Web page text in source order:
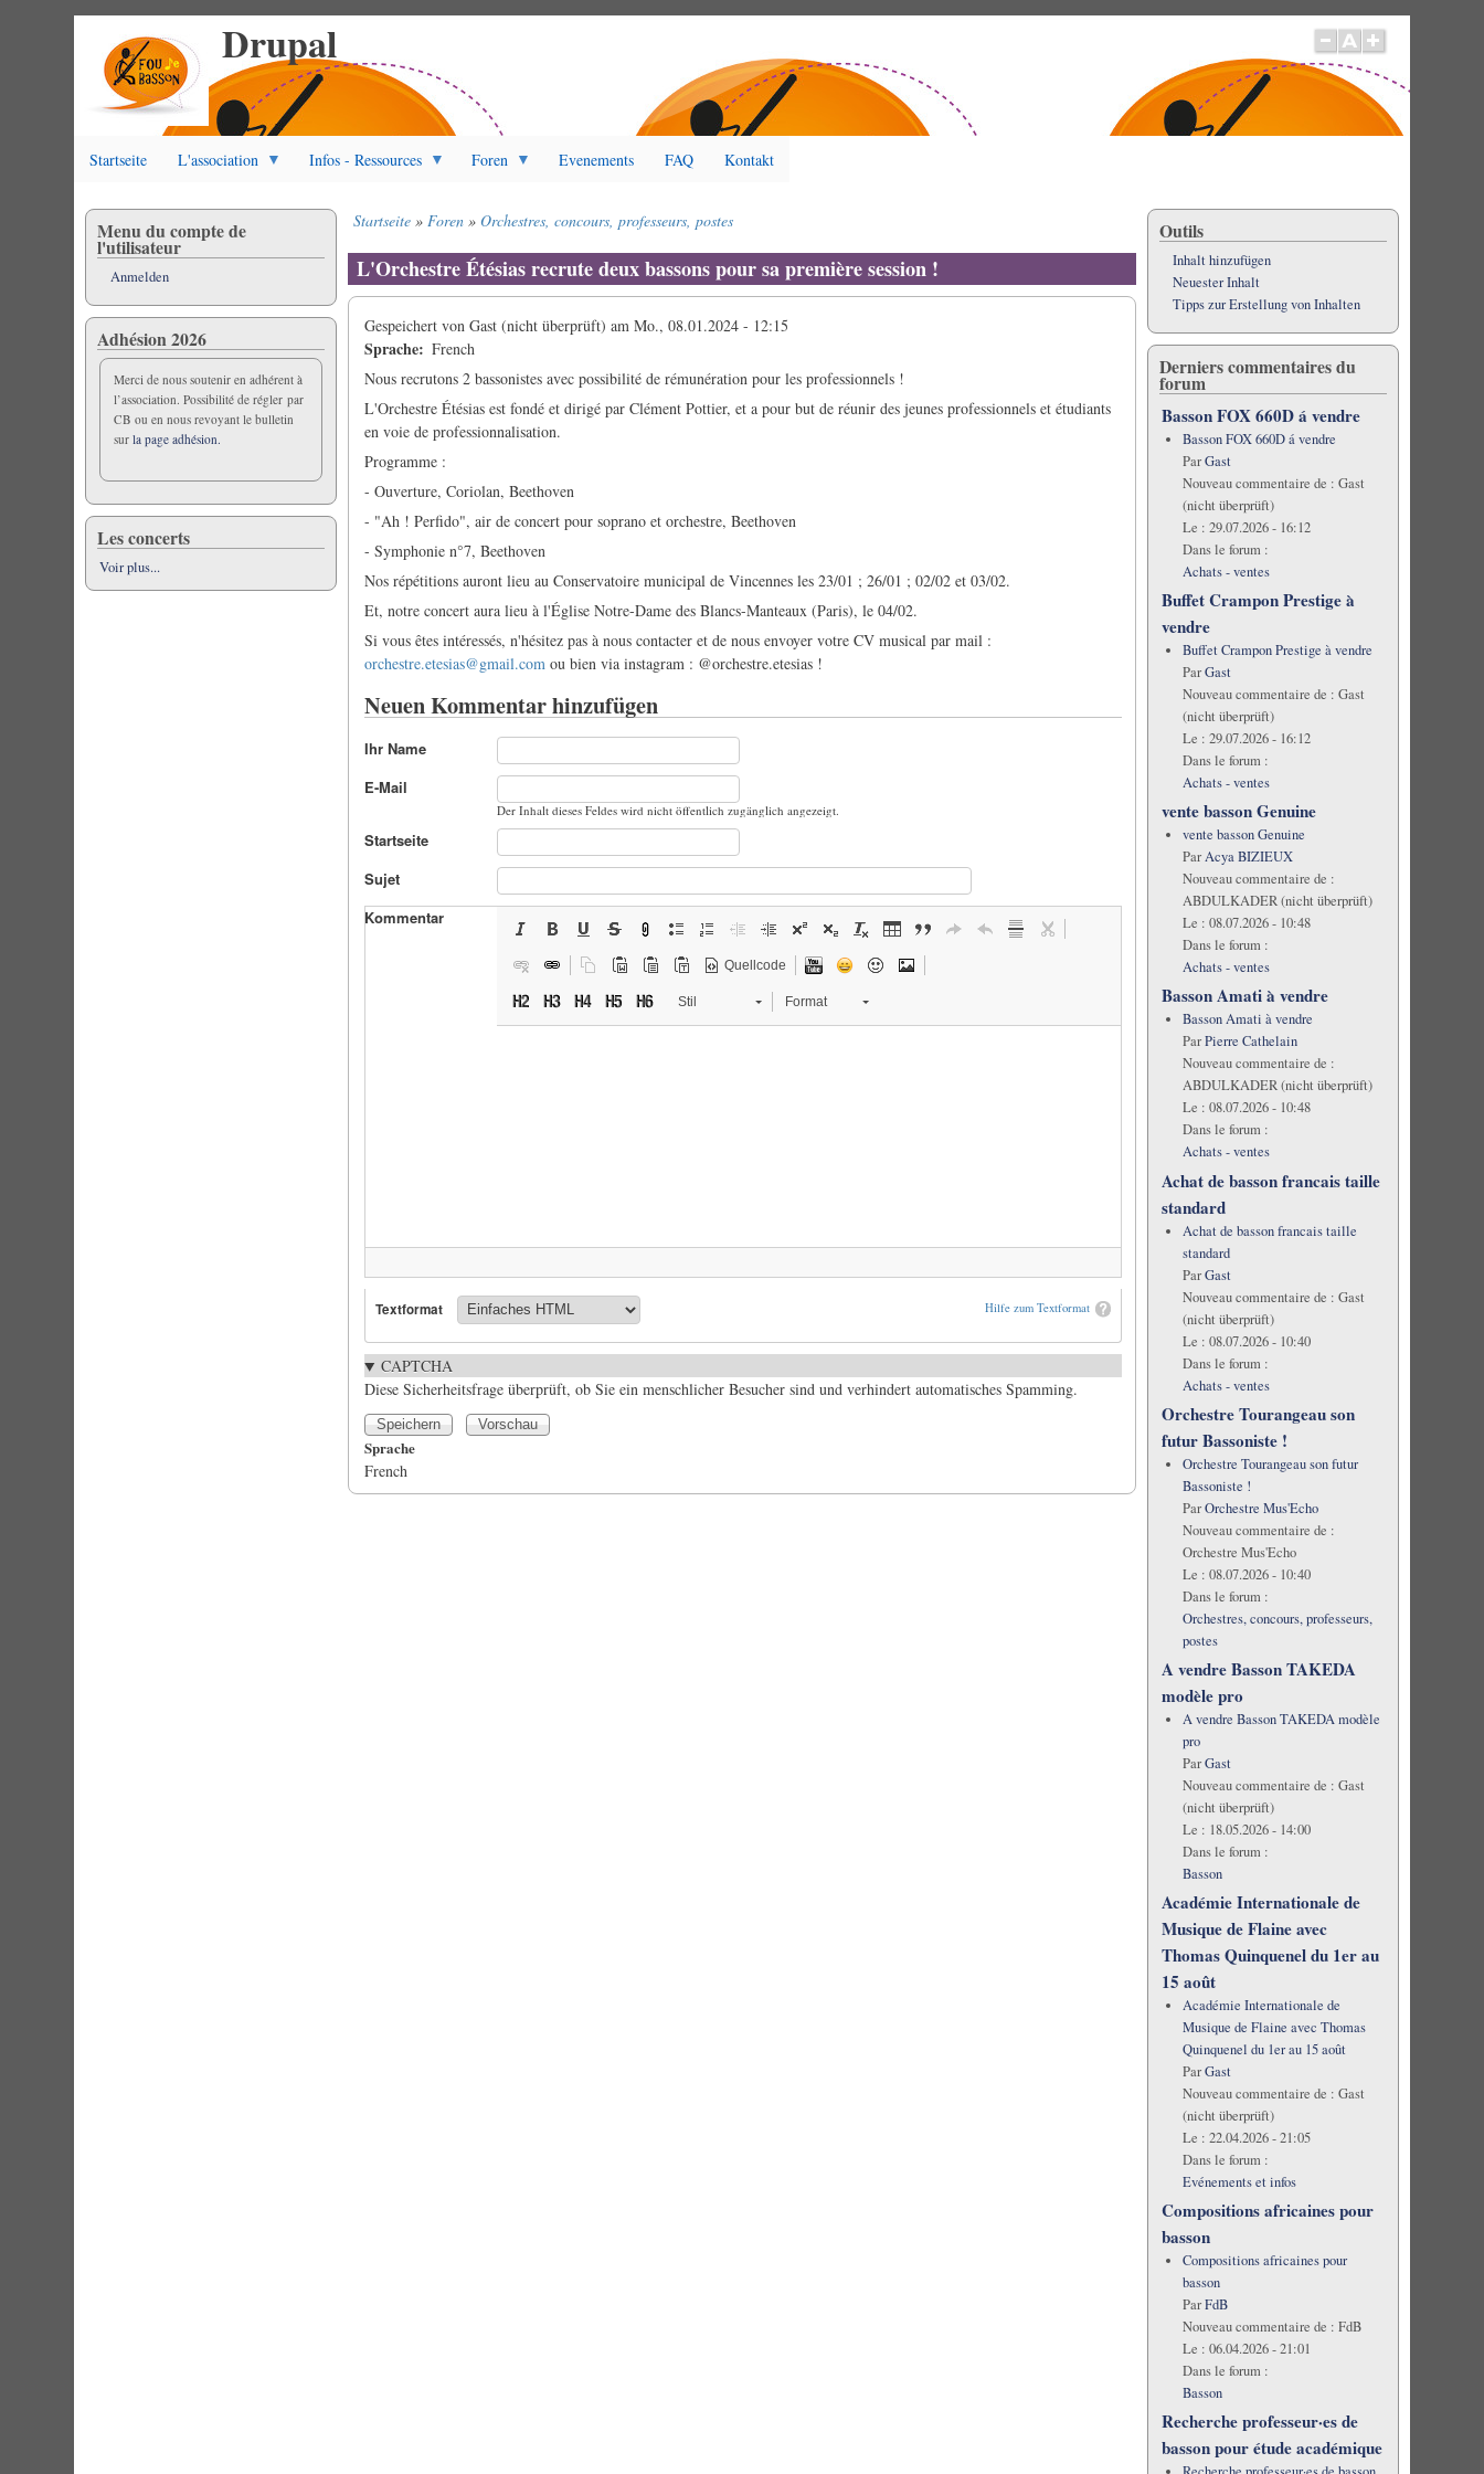
Drupal
Startseite L'association Infos - Ressources Foren Evenements FAQ Kontakt
Startseite Foren Orchestres, concours, professeurs, postes
L'Orchestre Étésias recrute deux bassons pour sa première session !
Gespeichert vonGast (nicht überprüft) amMo., 08.01.2024 - 12:15
Sprache
French
Nous recrutons 2 bassonistes avec possibilité de rémunération pour les professionnels !
L'Orchestre Étésias est fondé et dirigé par Clément Pottier, et a pour but de réunir des jeunes professionnels et étudiants
en voie de professionnalisation.
Programme :
- Ouverture, Coriolan, Beethoven
- "Ah ! Perfido", air de concert pour soprano et orchestre, Beethoven
- Symphonie n°7, Beethoven
Nos répétitions auront lieu au Conservatoire municipal de Vincennes les 23/01 ; 26/01 ; 02/02 et 03/02.
Et, notre concert aura lieu à l'Église Notre-Dame des Blancs-Manteaux (Paris), le 04/02.
Si vous êtes intéressés, n'hésitez pas à nous contacter et de nous envoyer votre CV musical par mail :
orchestre.etesias@gmail.com ou bien via instagram : @orchestre.etesias !
Neuen Kommentar hinzufügen
Ihr Name
E-Mail
Der Inhalt dieses Feldes wird nicht öffentlich zugänglich angezeigt.
Startseite
Sujet
Kommentar
Quellcode
Stil Format
Hilfe zum Textformat
Textformat
CAPTCHA
Diese Sicherheitsfrage überprüft, ob Sie ein menschlicher Besucher sind und verhindert automatisches Spamming.
Sprache
French
Menu du compte de
l'utilisateur
Anmelden
Adhésion 2026
Merci de nous soutenir en adhérent à
l’association. Possibilité de régler par
CB ou en nous revoyant le bulletin
surla page adhésion.
Les concerts
Voir plus...
Outils
Inhalt hinzufügen
Neuester Inhalt
Tipps zur Erstellung von Inhalten
Derniers commentaires du
forum
Basson FOX 660D á vendre
Basson FOX 660D á vendre
ParGast
Nouveau commentaire de : Gast
(nicht überprüft)
Le : 29.07.2026 - 16:12
Dans le forum :
Achats - ventes
Buffet Crampon Prestige à
vendre
Buffet Crampon Prestige à vendre
ParGast
Nouveau commentaire de : Gast
(nicht überprüft)
Le : 29.07.2026 - 16:12
Dans le forum :
Achats - ventes
vente basson Genuine
vente basson Genuine
ParAcya BIZIEUX
Nouveau commentaire de :
ABDULKADER (nicht überprüft)
Le : 08.07.2026 - 10:48
Dans le forum :
Achats - ventes
Basson Amati à vendre
Basson Amati à vendre
ParPierre Cathelain
Nouveau commentaire de :
ABDULKADER (nicht überprüft)
Le : 08.07.2026 - 10:48
Dans le forum :
Achats - ventes
Achat de basson francais taille
standard
Achat de basson francais taille
standard
ParGast
Nouveau commentaire de : Gast
(nicht überprüft)
Le : 08.07.2026 - 10:40
Dans le forum :
Achats - ventes
Orchestre Tourangeau son
futur Bassoniste !
Orchestre Tourangeau son futur
Bassoniste !
ParOrchestre Mus'Echo
Nouveau commentaire de :
Orchestre Mus'Echo
Le : 08.07.2026 - 10:40
Dans le forum :
Orchestres, concours, professeurs,
postes
A vendre Basson TAKEDA
modèle pro
A vendre Basson TAKEDA modèle
pro
ParGast
Nouveau commentaire de : Gast
(nicht überprüft)
Le : 18.05.2026 - 14:00
Dans le forum :
Basson
Académie Internationale de
Musique de Flaine avec
Thomas Quinquenel du 1er au
15 août
Académie Internationale de
Musique de Flaine avec Thomas
Quinquenel du 1er au 15 août
ParGast
Nouveau commentaire de : Gast
(nicht überprüft)
Le : 22.04.2026 - 21:05
Dans le forum :
Evénements et infos
Compositions africaines pour
basson
Compositions africaines pour
basson
ParFdB
Nouveau commentaire de : FdB
Le : 06.04.2026 - 21:01
Dans le forum :
Basson
Recherche professeur·es de
basson pour étude académique